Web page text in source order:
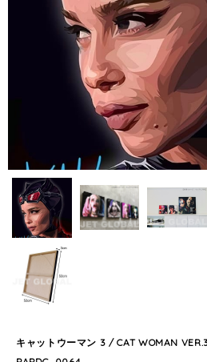
キャットウーマン 3 / CAT WOMAN